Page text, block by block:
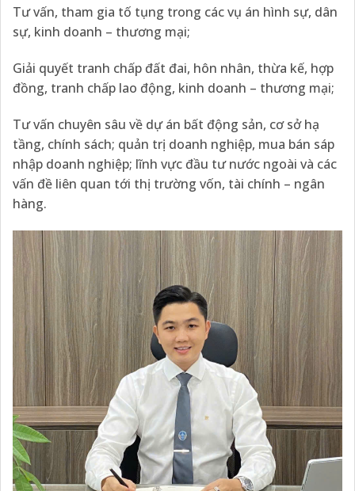
Tư vấn, tham gia tố tụng trong các vụ án hình sự, dân
sự, kinh doanh – thương mại;
Giải quyết tranh chấp đất đai, hôn nhân, thừa kế, hợp
đồng, tranh chấp lao động, kinh doanh – thương mại;
Tư vấn chuyên sâu về dự án bất động sản, cơ sở hạ
tầng, chính sách; quản trị doanh nghiệp, mua bán sáp
nhập doanh nghiệp; lĩnh vực đầu tư nước ngoài và các
vấn đề liên quan tới thị trường vốn, tài chính – ngân
hàng.